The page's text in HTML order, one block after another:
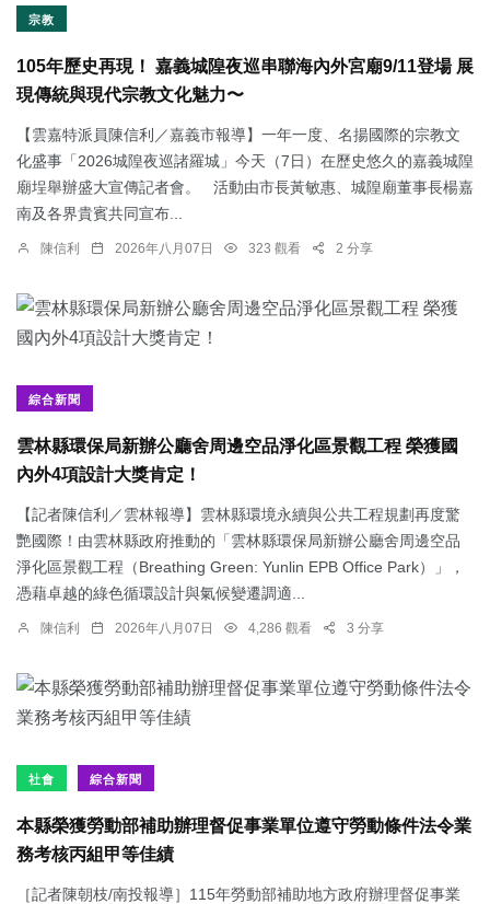
宗教
105年歷史再現！ 嘉義城隍夜巡串聯海內外宮廟9/11登場 展
現傳統與現代宗教文化魅力〜
【雲嘉特派員陳信利／嘉義市報導】一年一度、名揚國際的宗教文
化盛事「2026城隍夜巡諸羅城」今天（7日）在歷史悠久的嘉義城隍
廟埕舉辦盛大宣傳記者會。 活動由市長黃敏惠、城隍廟董事長楊嘉
南及各界貴賓共同宣布...
陳信利 2026年八月07日 323 觀看 2 分享
綜合新聞
雲林縣環保局新辦公廳舍周邊空品淨化區景觀工程 榮獲國
內外4項設計大獎肯定！
【記者陳信利／雲林報導】雲林縣環境永續與公共工程規劃再度驚
艷國際！由雲林縣政府推動的「雲林縣環保局新辦公廳舍周邊空品
淨化區景觀工程（Breathing Green: Yunlin EPB Office Park）」，
憑藉卓越的綠色循環設計與氣候變遷調適...
陳信利 2026年八月07日 4,286 觀看 3 分享
社會 綜合新聞
本縣榮獲勞動部補助辦理督促事業單位遵守勞動條件法令業
務考核丙組甲等佳績
［記者陳朝枝/南投報導］115年勞動部補助地方政府辦理督促事業